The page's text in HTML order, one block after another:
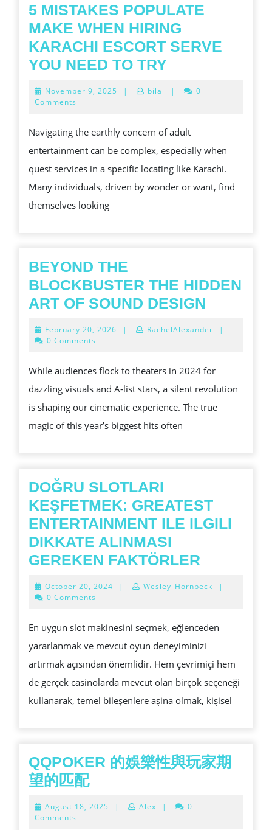
5 MISTAKES POPULATE
MAKE WHEN HIRING
KARACHI ESCORT SERVE
YOU NEED TO TRY
POPULATE
WHEN
HIRING
KARACHI
ESCORT
TRY
November 9, 2025 November
| bilal |
0
Comments
Navigating the earthly concern of adult
entertainment can be complex, especially when
quest services in a specific locating like Karachi.
Many individuals, driven by wonder or want, find
themselves looking
BEYOND THE
BLOCKBUSTER THE HIDDEN
ART OF SOUND DESIGN
HIDDEN
ART
OF
February 20, 2026 February
| RachelAlexander
|
0 Comments
While audiences flock to theaters in 2024 for
dazzling visuals and A-list stars, a silent revolution
is shaping our cinematic experience. The true
magic of this year’s biggest hits often
DOĞRU SLOTLARI
KEŞFETMEK: GREATEST
ENTERTAINMENT ILE ILGILI
DIKKATE ALINMASI
GEREKEN FAKTÖRLER
ILE
ILGILI
DIKKATE
October 20, 2024 October
| Wesley_Hornbeck
|
0 Comments
En uygun slot makinesini seçmek, eğlenceden
yararlanmak ve mevcut oyun deneyiminizi
artırmak açısından önemlidir. Hem çevrimiçi hem
de gerçek casinolarda mevcut olan birçok seçeneği
kullanarak, temel bileşenlere aşina olmak, kişisel
QQPOKER 的娛樂性與玩家期
望的匹配QQPOKER
August 18, 2025 August
| Alex |
0
Comments